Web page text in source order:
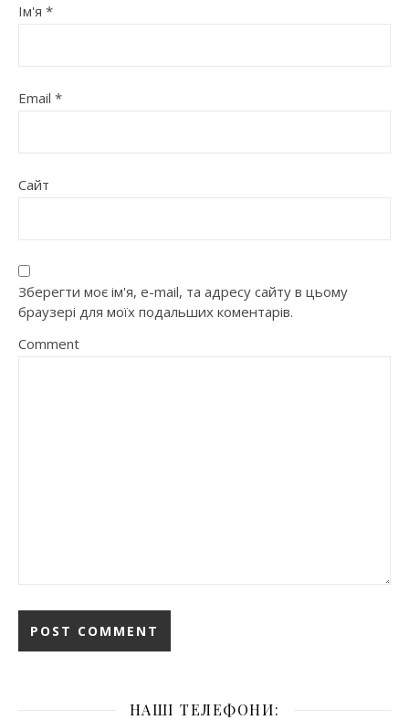
Ім'я *
Email *
Сайт
Зберегти моє ім'я, e-mail, та адресу сайту в цьому
браузері для моїх подальших коментарів.
Comment
НАШІ ТЕЛЕФОНИ: